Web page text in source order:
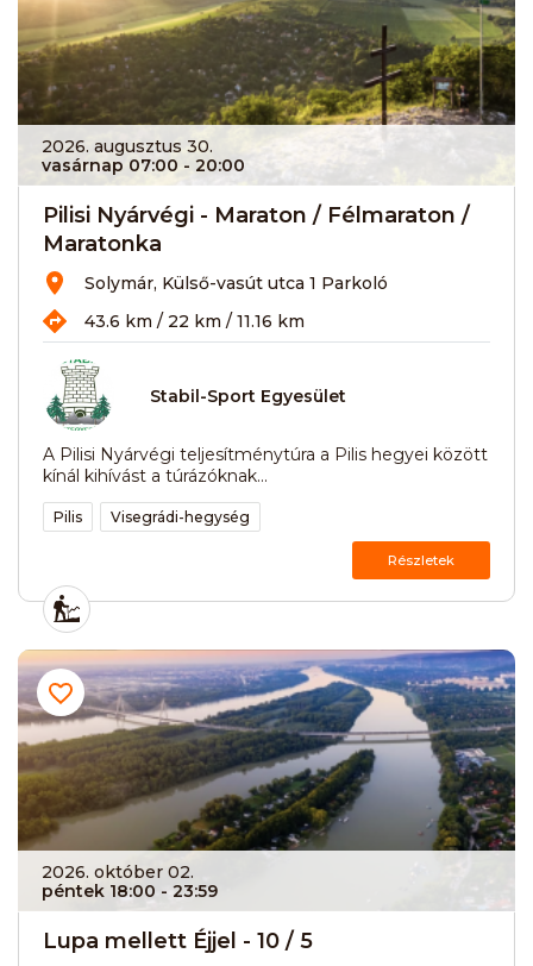
2026. augusztus 30.
vasárnap 07:00 - 20:00
Pilisi Nyárvégi - Maraton / Félmaraton /
Maratonka
Solymár, Külső-vasút utca 1 Parkoló
43.6 km / 22 km / 11.16 km
Stabil-Sport Egyesület
A Pilisi Nyárvégi teljesítménytúra a Pilis hegyei között
kínál kihívást a túrázóknak...
Pilis Visegrádi-hegység
Részletek
2026. október 02.
péntek 18:00 - 23:59
Lupa mellett Éjjel - 10 / 5